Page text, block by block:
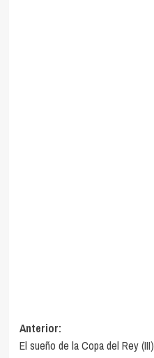
Navegación
Anterior:
El sueño de la Copa del Rey (III)